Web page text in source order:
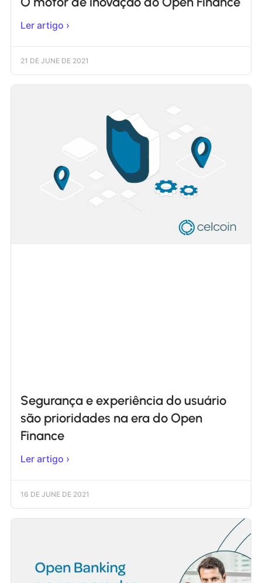
Ler artigo ›
21 DE JUNE DE 2021
Segurança e experiência do usuário
são prioridades na era do Open
Finance
Ler artigo ›
16 DE JUNE DE 2021